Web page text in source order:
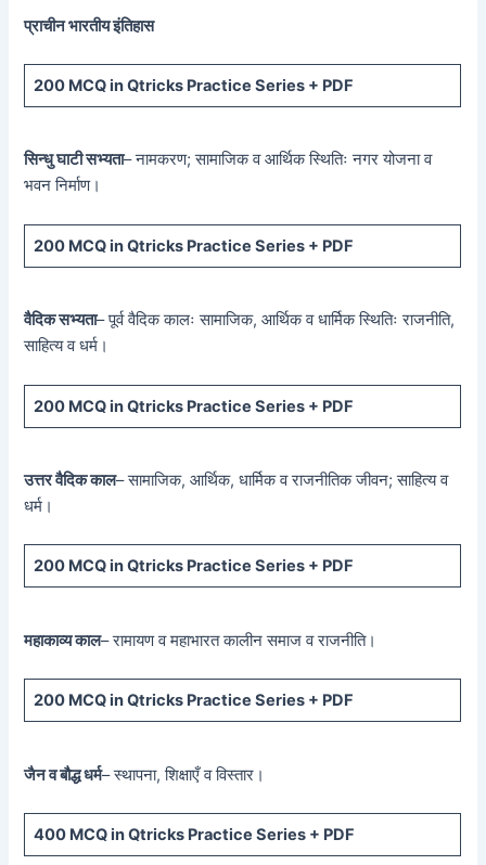
प्राचीन भारतीय इंतिहास
200 MCQin Qtricks Practice Series + PDF
सिन्धु घाटी सभ्यता– नामकरण; सामाजिक व आर्थिक स्थितिः नगर योजना व
भवन निर्माण।
200 MCQin Qtricks Practice Series + PDF
वैदिक सभ्यता– पूर्व वैदिक कालः सामाजिक, आर्थिक व धार्मिक स्थितिः राजनीति,
साहित्य व धर्म।
200 MCQin Qtricks Practice Series + PDF
उत्तर वैदिक काल– सामाजिक, आर्थिक, धार्मिक व राजनीतिक जीवन; साहित्य व
धर्म।
200 MCQin Qtricks Practice Series + PDF
महाकाव्य काल– रामायण व महाभारत कालीन समाज व राजनीति।
200 MCQin Qtricks Practice Series + PDF
जैन व बौद्ध धर्म– स्थापना, शिक्षाएँ व विस्तार।
400 MCQin Qtricks Practice Series + PDF